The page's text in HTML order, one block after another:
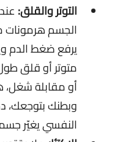
التوتر والقلق:
الجسم هرمونات
يرفع ضغط الدم
متوتر أو قلق
أو مقابلة
وبطنك بتوجعك،
النفسي يغيّر